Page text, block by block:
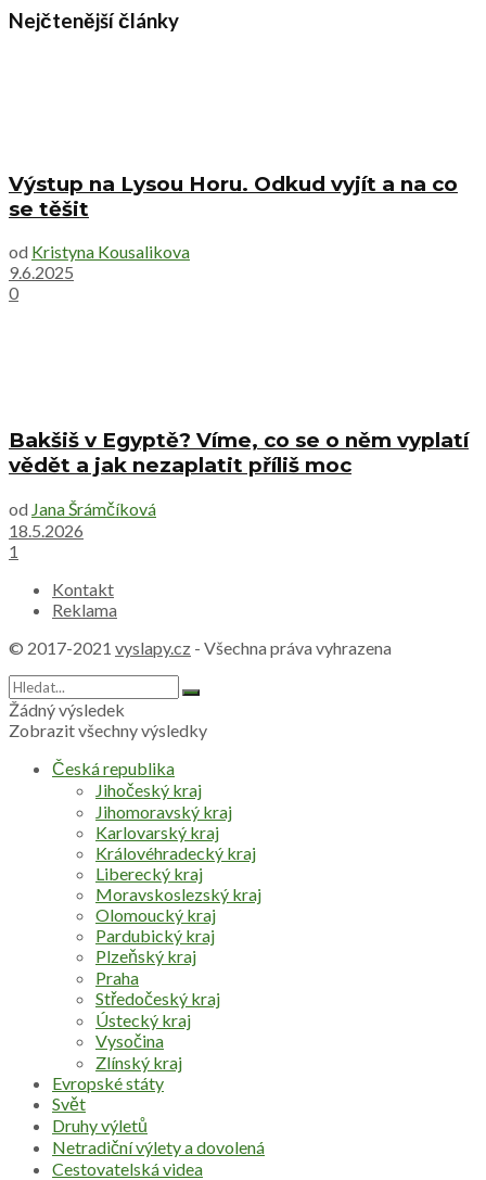
Nejčtenější články
Výstup na Lysou Horu. Odkud vyjít a na co
se těšit
od Kristyna Kousalikova
9.6.2025
0
Bakšiš v Egyptě? Víme, co se o něm vyplatí
vědět a jak nezaplatit příliš moc
od Jana Šrámčíková
18.5.2026
1
Kontakt
Reklama
© 2017-2021 vyslapy.cz - Všechna práva vyhrazena
Žádný výsledek
Zobrazit všechny výsledky
Česká republika
Jihočeský kraj
Jihomoravský kraj
Karlovarský kraj
Královéhradecký kraj
Liberecký kraj
Moravskoslezský kraj
Olomoucký kraj
Pardubický kraj
Plzeňský kraj
Praha
Středočeský kraj
Ústecký kraj
Vysočina
Zlínský kraj
Evropské státy
Svět
Druhy výletů
Netradiční výlety a dovolená
Cestovatelská videa